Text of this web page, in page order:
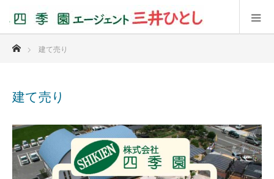
ホーム
建て売り
建て売り